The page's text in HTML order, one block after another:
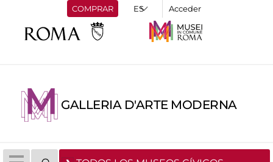
COMPRAR Acceder
GALLERIA D'ARTE MODERNA